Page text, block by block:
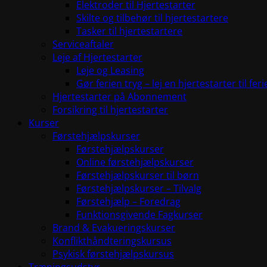
Elektroder til Hjertestarter
Skilte og tilbehør til hjertestartere
Tasker til hjertestartere
Serviceaftaler
Leje af Hjertestarter
Leje og Leasing
Gør ferien tryg – lej en hjertestarter til
Hjertestarter på Abonnement
Forsikring til hjertestarter
Kurser
Førstehjælpskurser
Førstehjælpskurser
Online førstehjælpskurser
Førstehjælpskurser til børn
Førstehjælpskurser – Tilvalg
Førstehjælp – Foredrag
Funktionsgivende Fagkurser
Brand & Evakueringskurser
Konflikthåndteringskursus
Psykisk førstehjælpskursus